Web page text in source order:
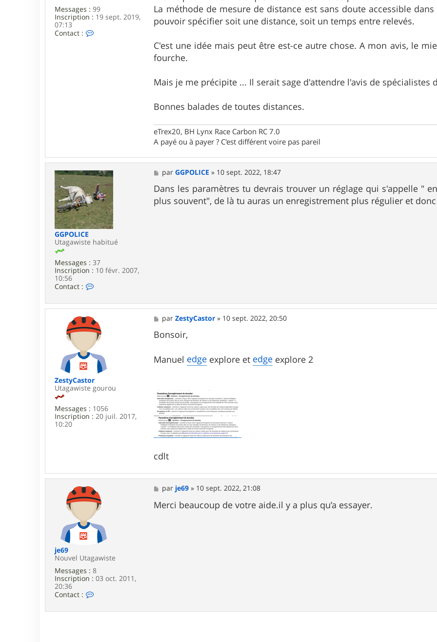
Messages : 99
Inscription : 19 sept. 2019,
07:13
Contact :
u
r
t
l
e
La méthode de mesure de distance est sans doute accessible
pouvoir spécifier soit une distance, soit un temps entre relevés.
C'est une idée mais peut être est-ce autre chose. A mon avis, le
fourche.
Mais je me précipite ... Il serait sage d'attendre l'avis de spécialistes
Bonnes balades de toutes distances.
eTrex20, BH Lynx Race Carbon RC 7.0
A payé ou à payer ? C'est différent voire pas pareil
GGPOLICE
Utagawiste habitué
Messages : 37
Inscription : 10 févr. 2007,
10:56
Contact :
t
c
t
e
G
G
P
L
I
E
M
e
s
s
a
parGGPOLICE » 10 sept. 2022, 18:47
Dans les paramètres tu devrais trouver un réglage qui s'appelle "
plus souvent", de là tu auras un enregistrement plus régulier et
ZestyCastor
Utagawiste gourou
Messages : 1056
Inscription : 20 juil. 2017,
10:20
M
e
s
s
g
e
parZestyCastor » 10 sept. 2022, 20:50
Bonsoir,
Manuel edge explore et edge explore 2
cdlt
je69
Nouvel Utagawiste
Messages : 8
Inscription : 03 oct. 2011,
20:36
Contact :
M
e
s
s
par je69 » 10 sept. 2022, 21:08
Merci beaucoup de votre aide.il y a plus qu’a essayer.